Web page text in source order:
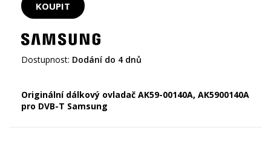
Dostupnost: Dodání do 4 dnů
Originální dálkový ovladač AK59-00140A, AK5900140A
pro DVB-T Samsung